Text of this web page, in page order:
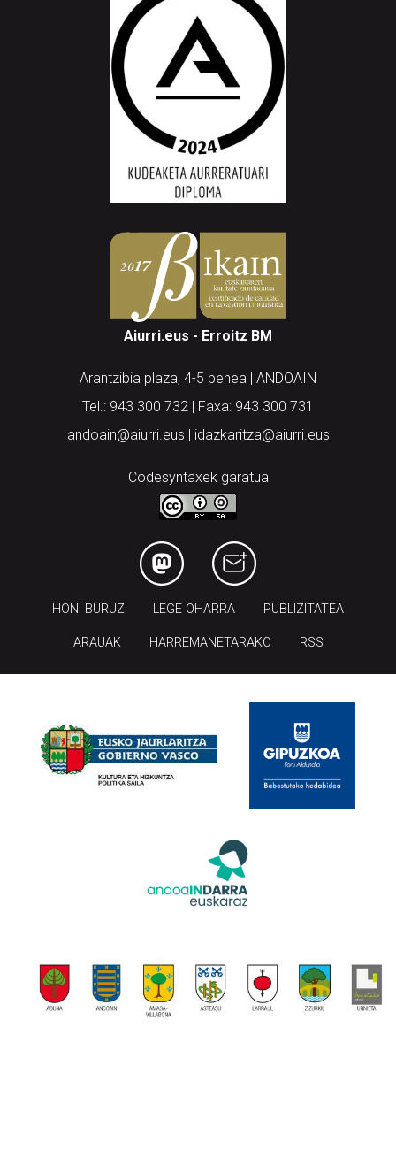
Aiurri.eus - Erroitz BM
Arantzibia plaza, 4-5 behea | ANDOAIN
Tel.: 943 300 732 | Faxa: 943 300 731
andoain@aiurri.eus | idazkaritza@aiurri.eus
Codesyntaxek garatua
HONI BURUZ LEGE OHARRA PUBLIZITATEA
ARAUAK HARREMANETARAKO RSS